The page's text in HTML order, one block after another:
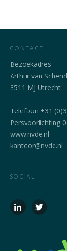
CONTACT
Bezoekadres
Arthur van
3511 MJ Utrecht
Telefoon +31
Persvoorlichting
www.nvde.nl
kantoor@nvde.nl
SOCIAL